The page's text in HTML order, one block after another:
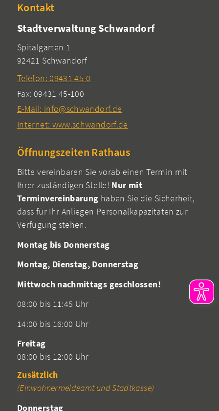
Kontakt
Stadtverwaltung Schwandorf
Spitalgarten 1
92421 Schwandorf
Telefon: 09431 45-0
Fax: 09431 45-100
E-Mail: info@schwandorf.de
Internet: www.schwandorf.de
Öffnungszeiten Rathaus
Bitte vereinbaren Sie vorab einen Termin mit
Ihrer zuständigen Stelle! Nur mit
Terminvereinbarung haben Sie die Sicherheit,
dass für Ihr Anliegen Personalkapazitäten zur
Verfügung stehen.
Montag bis Donnerstag
Montag, Dienstag, Donnerstag
Mittwoch nachmittags geschlossen!
08:00 bis 11:45 Uhr
14:00 bis 16:00 Uhr
Freitag
08:00 bis 12:00 Uhr
Zusätzlich
(Einwohnermeldeamt und Stadtkasse)
Donnerstag